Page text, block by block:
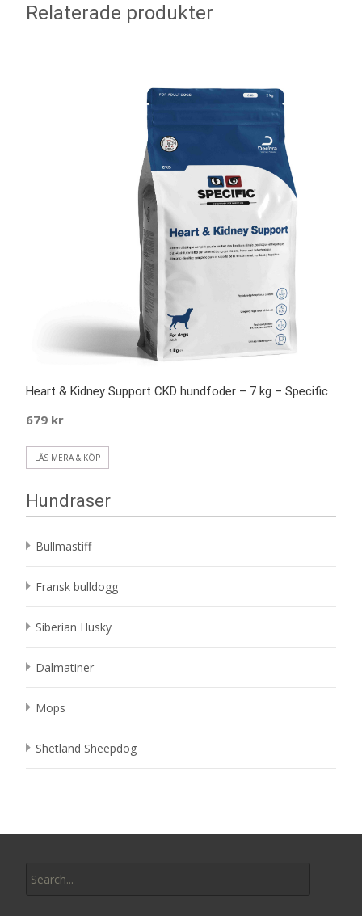
Relaterade produkter
Heart & Kidney Support CKD hundfoder – 7 kg – Specific
679 kr
LÄS MERA & KÖP
Hundraser
Bullmastiff
Fransk bulldogg
Siberian Husky
Dalmatiner
Mops
Shetland Sheepdog
for: